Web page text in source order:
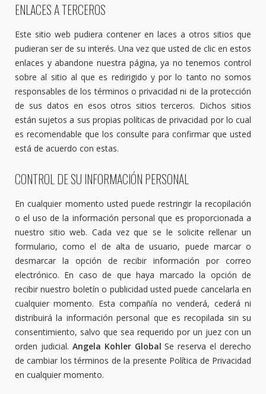
ENLACES A TERCEROS
Este sitio web pudiera contener en laces a otros sitios que
pudieran ser de su interés. Una vez que usted de clic en estos
enlaces y abandone nuestra página, ya no tenemos control
sobre al sitio al que es redirigido y por lo tanto no somos
responsables de los términos o privacidad ni de la protección
de sus datos en esos otros sitios terceros. Dichos sitios
están sujetos a sus propias políticas de privacidad por lo cual
es recomendable que los consulte para confirmar que usted
está de acuerdo con estas.
CONTROL DE SU INFORMACIÓN PERSONAL
En cualquier momento usted puede restringir la recopilación
o el uso de la información personal que es proporcionada a
nuestro sitio web. Cada vez que se le solicite rellenar un
formulario, como el de alta de usuario, puede marcar o
desmarcar la opción de recibir información por correo
electrónico. En caso de que haya marcado la opción de
recibir nuestro boletín o publicidad usted puede cancelarla en
cualquier momento. Esta compañía no venderá, cederá ni
distribuirá la información personal que es recopilada sin su
consentimiento, salvo que sea requerido por un juez con un
orden judicial. Angela Kohler Global Se reserva el derecho
de cambiar los términos de la presente Política de Privacidad
en cualquier momento.